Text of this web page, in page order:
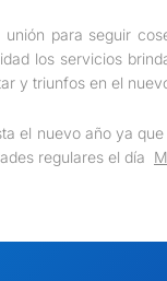
para seguir
los servicios
y triunfos en el
el nuevo año ya
regulares el día